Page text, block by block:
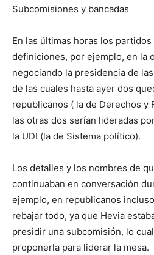
Subcomisiones y bancadas
En las últimas horas los
definiciones, por ejemplo, en la
negociando la presidencia de
de las cuales hasta ayer dos
republicanos ( la de Derechos y
las otras dos serían lideradas
la UDI (la de Sistema político).
Los detalles y los nombres de
continuaban en conversación
ejemplo, en republicanos
rebajar todo, ya que Hevia
presidir una subcomisión, lo
proponerla para liderar la mesa.